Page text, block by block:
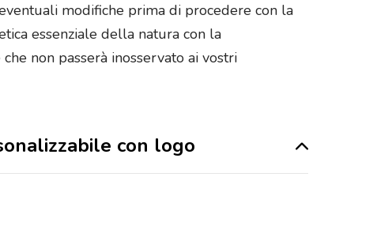
modifiche prima di procedere con la
essenziale della natura con la
non passerà inosservato ai vostri
con logo